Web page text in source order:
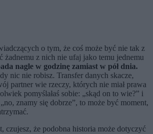
o tym, że coś może być nie tak z
żadnemu z nich nie ufaj jako temu jednemu
nagle w godzinę zamiast w pół dnia.
nic nie robisz. Transfer danych skacze,
partner wie rzeczy, których nie miał prawa
pomyślałaś sobie: „skąd on to wie?” i
znamy się dobrze”, to może być moment,
czujesz, że podobna historia może dotyczyć